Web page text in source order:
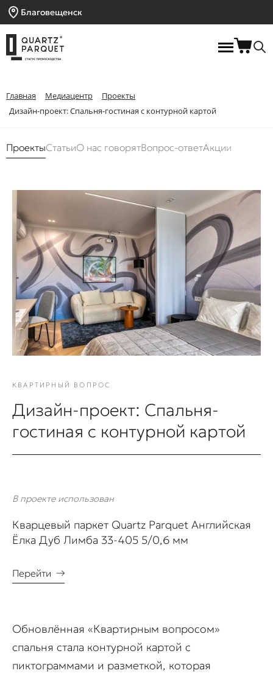
Благовещенск
Главная Медиацентр
Проекты
Дизайн-проект: Спальня-гостиная с контурной картой
ПроектыСтатьиО нас говорятВопрос-ответАкции
КВАРТИРНЫЙ ВОПРОС
Дизайн-проект: Спальня-
гостиная с контурной картой
В проекте использован
Кварцевый паркет Quartz Parquet Английская
Ёлка Дуб Лимба 33-405 5/0,6 мм
Перейти →
Обновлённая «Квартирным вопросом»
спальня стала контурной картой с
пиктограммами и разметкой, которая